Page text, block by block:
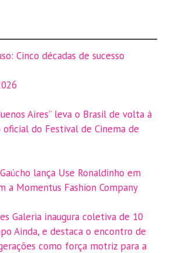
Cinco décadas de sucesso
Aires” leva o Brasil de volta à
do Festival de Cinema de
lança Use Ronaldinho em
a Momentus Fashion Company
Galeria inaugura coletiva de 10
Ainda, e destaca o encontro de
como força motriz para a